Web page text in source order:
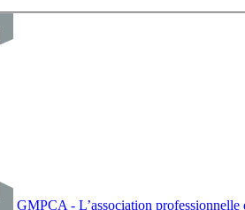
GMPCA - L’association professionnelle